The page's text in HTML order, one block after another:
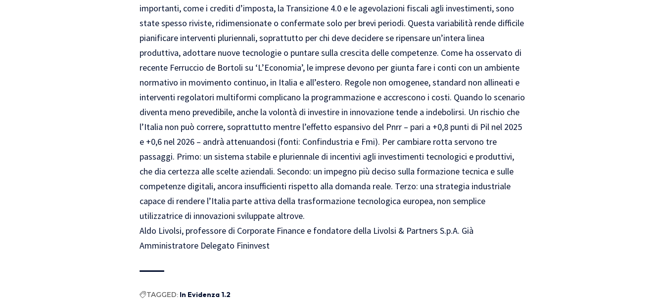
importanti, come i crediti d’imposta, la Transizione 4.0 e le agevolazioni fiscali agli investimenti, sono
state spesso riviste, ridimensionate o confermate solo per brevi periodi. Questa variabilità rende difficile
pianificare interventi pluriennali, soprattutto per chi deve decidere se ripensare un’intera linea
produttiva, adottare nuove tecnologie o puntare sulla crescita delle competenze. Come ha osservato di
recente Ferruccio de Bortoli su ‘L’Economia’, le imprese devono per giunta fare i conti con un ambiente
normativo in movimento continuo, in Italia e all’estero. Regole non omogenee, standard non allineati e
interventi regolatori multiformi complicano la programmazione e accrescono i costi. Quando lo scenario
diventa meno prevedibile, anche la volontà di investire in innovazione tende a indebolirsi. Un rischio che
l’Italia non può correre, soprattutto mentre l’effetto espansivo del Pnrr – pari a +0,8 punti di Pil nel 2025
e +0,6 nel 2026 – andrà attenuandosi (fonti: Confindustria e Fmi). Per cambiare rotta servono tre
passaggi. Primo: un sistema stabile e pluriennale di incentivi agli investimenti tecnologici e produttivi,
che dia certezza alle scelte aziendali. Secondo: un impegno più deciso sulla formazione tecnica e sulle
competenze digitali, ancora insufficienti rispetto alla domanda reale. Terzo: una strategia industriale
capace di rendere l’Italia parte attiva della trasformazione tecnologica europea, non semplice
utilizzatrice di innovazioni sviluppate altrove.
Aldo Livolsi, professore di Corporate Finance e fondatore della Livolsi & Partners S.p.A. Già
Amministratore Delegato Fininvest
TAGGED: In Evidenza 1.2